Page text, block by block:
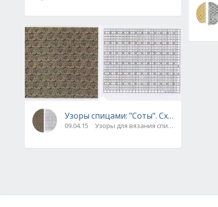
Узоры спицами: "Соты". Схема
09.04.15 Узоры для вязания спицами